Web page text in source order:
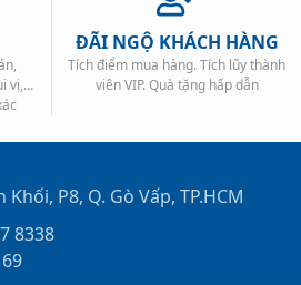
vị,...
ĐÃI NGỘ KHÁCH HÀNG
Tích điểm mua hàng. Tích lũy thành
viên VIP. Quà tặng hấp dẫn
P8, Q. Gò Vấp, TP.HCM
8338